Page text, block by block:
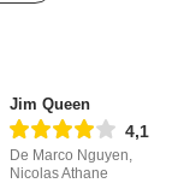
Jim Queen
4,1
De Marco Nguyen,
Nicolas Athane